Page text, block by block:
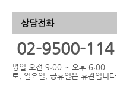
상담전화
02-9500-114
평일 오전 9:00 ~ 오후 6:00
토, 일요일, 공휴일은 휴관입니다.